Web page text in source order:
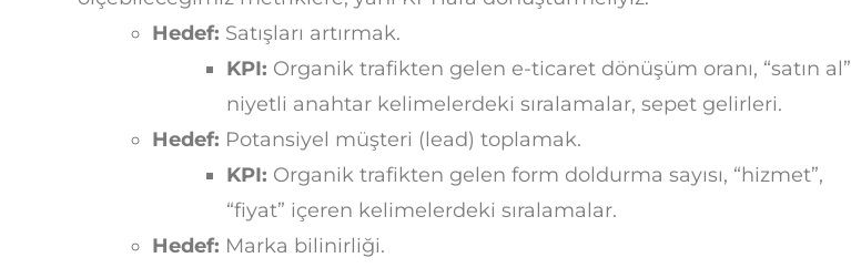
Hedef: Satışları artırmak.
KPI: Organik trafikten gelen e-ticaret dönüşüm oranı, “satın al”
niyetli anahtar kelimelerdeki sıralamalar, sepet gelirleri.
Hedef: Potansiyel müşteri (lead) toplamak.
KPI: Organik trafikten gelen form doldurma sayısı, “hizmet”,
“fiyat” içeren kelimelerdeki sıralamalar.
Hedef: Marka bilinirliği.